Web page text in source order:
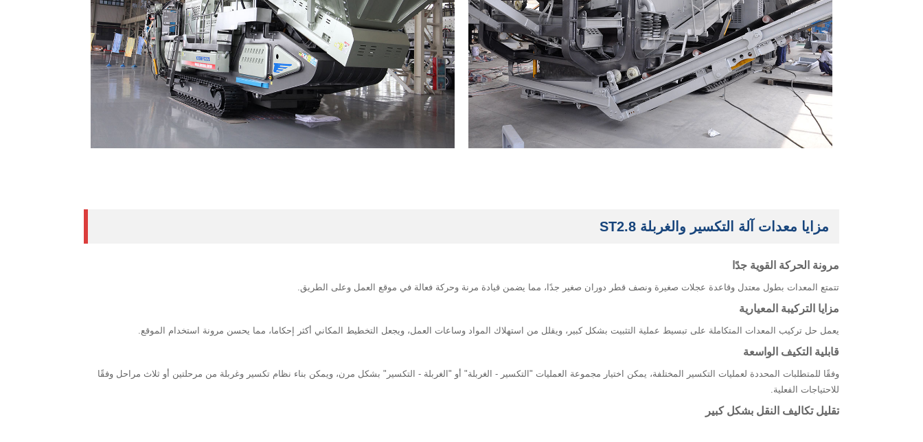
مزايا معدات آلة التكسير والغربلة ST2.8
مرونة الحركة القوية جدًا
تتمتع المعدات بطول معتدل وقاعدة عجلات صغيرة ونصف قطر دوران صغير جدًا، مما يضمن قيادة مرنة وحركة فعالة في موقع العمل وعلى الطريق.
‌مزايا التركيبة المعيارية ‌
يعمل حل تركيب المعدات المتكاملة على تبسيط عملية التثبيت بشكل كبير، ويقلل من استهلاك المواد وساعات العمل، ويجعل التخطيط المكاني أكثر إحكاما، مما يحسن مرونة استخدام الموقع.
‌قابلية التكيف الواسعة
وفقًا للمتطلبات المحددة لعمليات التكسير المختلفة، يمكن اختيار مجموعة العمليات "التكسير - الغربلة" أو "الغربلة - التكسير" بشكل مرن، ويمكن بناء نظام تكسير وغربلة من مرحلتين أو ثلاث مراحل وفقًا
للاحتياجات الفعلية.
‌تقليل تكاليف النقل بشكل كبير